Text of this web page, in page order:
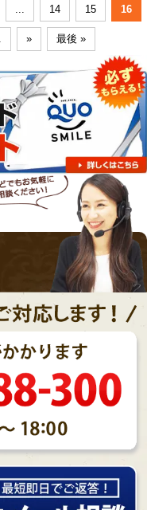
14 15 16
» 最後 »